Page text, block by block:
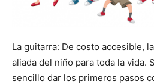
La guitarra: De costo accesible,
aliada del niño para toda la vida.
sencillo dar los primeros pasos